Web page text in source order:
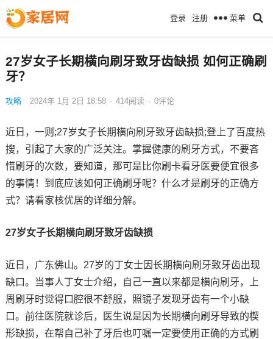
登录 注册 菜单
27岁女子长期横向刷牙致牙齿缺损 如何正确刷
牙？
攻略 2024年 1月 2日 18:58 · 414阅读 · 0评论
近日，一则;27岁女子长期横向刷牙致牙齿缺损;登上了百度热
搜，引起了大家的广泛关注。掌握健康的刷牙方式，不要吝
惜刷牙的次数，要知道，那可是比你刷卡看牙医要便宜很多
的事情！到底应该如何正确刷牙呢？什么才是刷牙的正确方
式？请看家核优居的详细分解。
27岁女子长期横向刷牙致牙齿缺损
近日，广东佛山。27岁的丁女士因长期横向刷牙致牙齿出现
缺口。当事人丁女士介绍，自己一直以来都是横向刷牙，上
周刷牙时觉得口腔很不舒服，照镜子发现牙齿有一个小缺
口。前往医院就诊后，医生说是因为长期横向刷牙导致的楔
形缺损，在帮自己补了牙后也叮嘱一定要使用正确的方式刷